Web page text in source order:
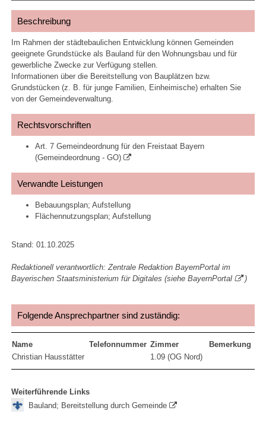
Beschreibung
Im Rahmen der städtebaulichen Entwicklung können Gemeinden
geeignete Grundstücke als Bauland für den Wohnungsbau und für
gewerbliche Zwecke zur Verfügung stellen.
Informationen über die Bereitstellung von Bauplätzen bzw.
Grundstücken (z. B. für junge Familien, Einheimische) erhalten Sie
von der Gemeindeverwaltung.
Rechtsvorschriften
Art. 7 Gemeindeordnung für den Freistaat Bayern
(Gemeindeordnung - GO)
Verwandte Leistungen
Bebauungsplan; Aufstellung
Flächennutzungsplan; Aufstellung
Stand: 01.10.2025
Redaktionell verantwortlich: Zentrale Redaktion BayernPortal im
Bayerischen Staatsministerium für Digitales (sieheBayernPortal )
Folgende Ansprechpartner sind zuständig:
Name Telefonnummer Zimmer
Bemerkung
Christian Hausstätter
1.09 (OG Nord)
Weiterführende Links
Bauland; Bereitstellung durch Gemeinde